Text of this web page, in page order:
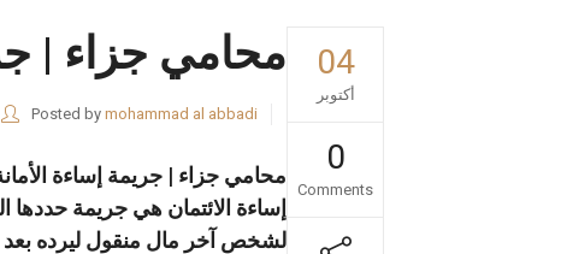
04
أكتوبر
0
Comments
محامي جزاء |
Posted by mohammad al abbadi
محامي جزاء | جريمة إساءة
إساءة الائتمان هي جريمة
لشخص آخر مال منقول ليرده